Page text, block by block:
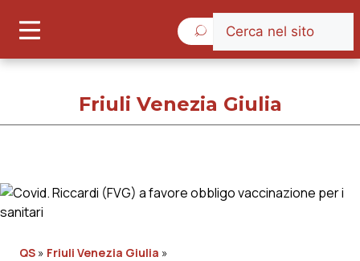
Giovedì 6 Agosto 2026
Friuli Venezia Giulia
QS » Friuli Venezia Giulia »